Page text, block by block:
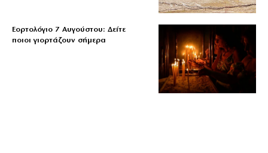
Εορτολόγιο 7 Αυγούστου: Δείτε
ποιοι γιορτάζουν σήμερα